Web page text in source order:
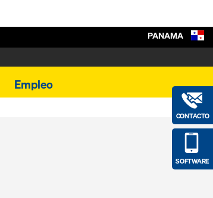
Empleo
CONTACTO
SOFTWARE
PANAMA